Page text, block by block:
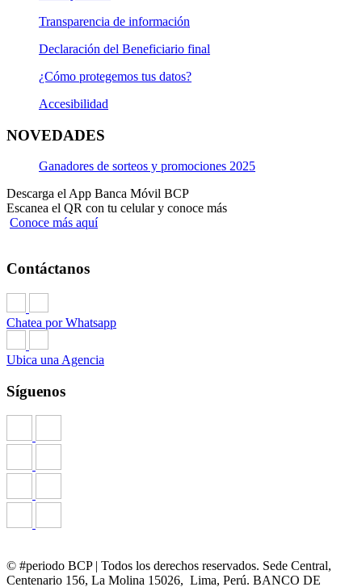
Transparencia de información
Declaración del Beneficiario final
¿Cómo protegemos tus datos?
Accesibilidad
NOVEDADES
Ganadores de sorteos y promociones 2025
Descarga el App Banca Móvil BCP
Escanea el QR con tu celular y conoce más
Conoce más aquí
Contáctanos
Chatea por Whatsapp
Ubica una Agencia
Síguenos
© #periodo BCP | Todos los derechos reservados. Sede Central,
Centenario 156, La Molina 15026, Lima, Perú. BANCO DE